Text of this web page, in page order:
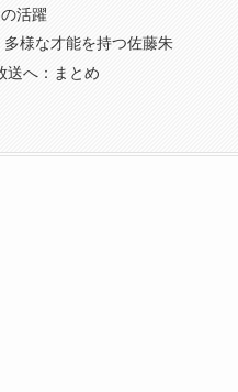
活躍
様な才能を持つ佐藤朱
送へ：まとめ